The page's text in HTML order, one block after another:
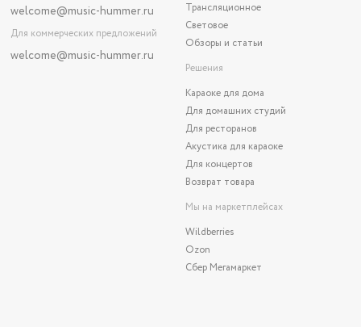
welcome@music-hummer.ru
Для коммерческих предложений
welcome@music-hummer.ru
Трансляционное
Световое
Обзоры и статьи
Решения
Караоке для дома
Для домашних студий
Для ресторанов
Акустика для караоке
Для концертов
Возврат товара
Мы на маркетплейсах
Wildberries
Ozon
Сбер Мегамаркет